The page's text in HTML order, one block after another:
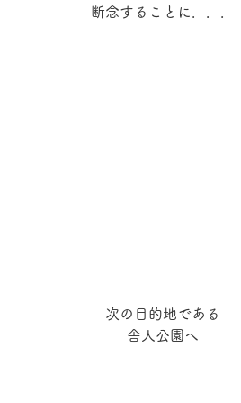
断念することに．．．
次の目的地である
舎人公園へ